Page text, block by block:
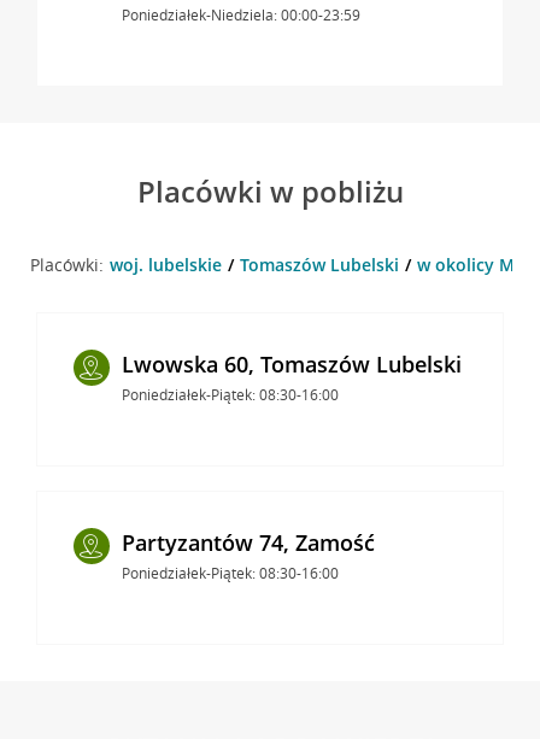
Poniedziałek-Niedziela: 00:00-23:59
Placówki w pobliżu
Placówki: woj. lubelskie Tomaszów Lubelski w okolicy
Lwowska 60, Tomaszów Lubelski
Poniedziałek-Piątek: 08:30-16:00
Partyzantów 74, Zamość
Poniedziałek-Piątek: 08:30-16:00